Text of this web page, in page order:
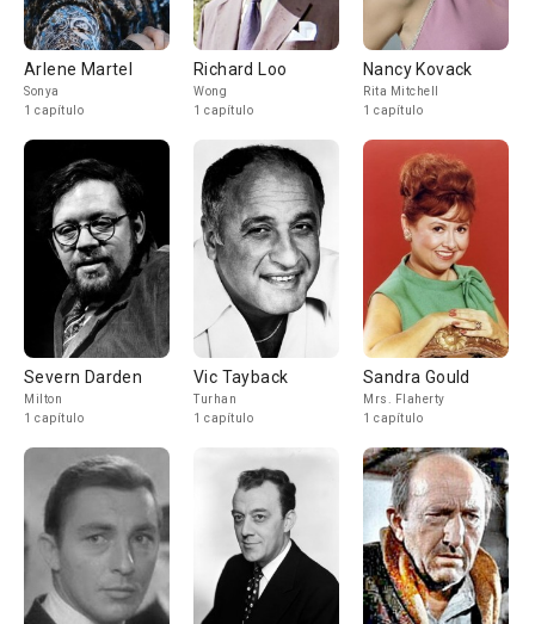
Arlene Martel
Sonya
1 capítulo
Richard Loo
Wong
1 capítulo
Nancy Kovack
Rita Mitchell
1 capítulo
Severn Darden
Milton
1 capítulo
Vic Tayback
Turhan
1 capítulo
Sandra Gould
Mrs. Flaherty
1 capítulo